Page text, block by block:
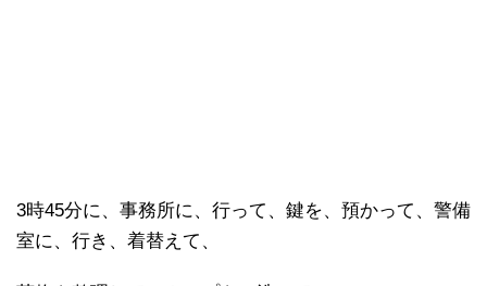
3時45分に、事務所に、行って、鍵を、預かって、警備
室に、行き、着替えて、